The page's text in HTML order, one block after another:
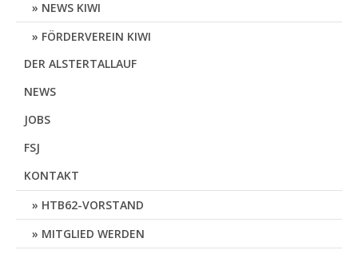
NEWS KIWI
FÖRDERVEREIN KIWI
DER ALSTERTALLAUF
NEWS
JOBS
FSJ
KONTAKT
HTB62-VORSTAND
MITGLIED WERDEN